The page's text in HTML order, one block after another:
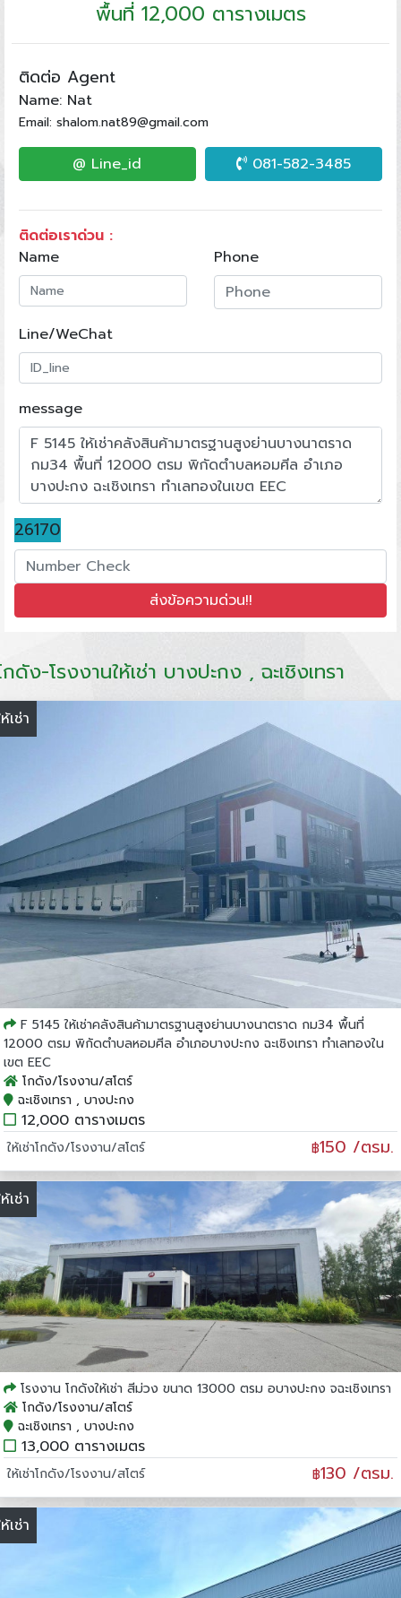
พื้นที่ 12,000 ตารางเมตร
ติดต่อ Agent
Name: Nat
Email: shalom.nat89@gmail.com
@ Line_id 081-582-3485
ติดต่อเราด่วน :
Name
Phone
Line/WeChat
message
26170
กดัง-โรงงานให้เช่า บางปะกง , ฉะเชิงเทรา
เช่า
F 5145 ให้เช่าคลังสินค้ามาตรฐานสูงย่านบางนาตราด กม34 พื้นที่
12000 ตรม พิกัดตำบลหอมศีล อำเภอบางปะกง ฉะเชิงเทรา ทำเลทองใน
เขต EEC
โกดัง/โรงงาน/สโตร์
ฉะเชิงเทรา , บางปะกง
12,000 ตารางเมตร
ให้เช่าโกดัง/โรงงาน/สโตร์ ฿150 /ตรม.
เช่า
โรงงาน โกดังให้เช่า สีม่วง ขนาด 13000 ตรม อบางปะกง จฉะเชิงเทรา
โกดัง/โรงงาน/สโตร์
ฉะเชิงเทรา , บางปะกง
13,000 ตารางเมตร
ให้เช่าโกดัง/โรงงาน/สโตร์ ฿130 /ตรม.
เช่า